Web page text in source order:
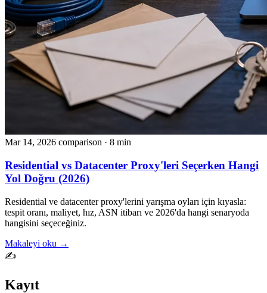
Mar 14, 2026 comparison · 8 min
Residential vs Datacenter Proxy'leri Seçerken Hangi
Yol Doğru (2026)
Residential ve datacenter proxy'lerini yarışma oyları için kıyasla:
tespit oranı, maliyet, hız, ASN itibarı ve 2026'da hangi senaryoda
hangisini seçeceğiniz.
Makaleyi oku →
✍️
Kayıt